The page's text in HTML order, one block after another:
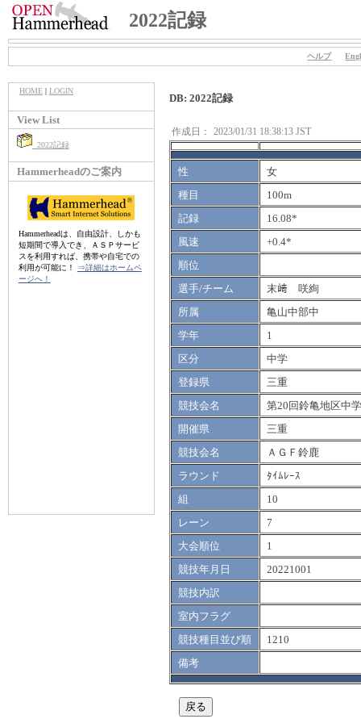
2022記録
ヘルプ
HOME| LOGIN
View List
2022記録
Hammerheadのご案内
Hammerheadは、自由設計、しかも
短期間で導入でき、ＡＳＰサービ
スを利用すれば、携帯や自宅での
利用が可能に！
⇒詳細はホームペ
ージへ！
DB: 2022記録
作成日： 2023/01/31 18:38:13 JST
性
女
種目
100m
記録
16.08*
風速
+0.4*
順位
選手/チーム
末﨑 咲絢
所属
亀山中部中
学年
1
区分
中学
登録県
三重
競技会名
第20回鈴亀地区中
開催県
三重
競技会名
ＡＧＦ鈴鹿
ラウンド
ﾀｲﾑﾚｰｽ
組
10
レーン
7
大会順位
1
競技年月日
20221001
競技内訳
室内フラグ
競技種目並び順
1210
備考